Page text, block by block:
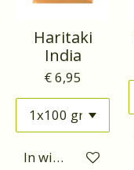
Haritaki
India
€ 6,95
In winkelwagen